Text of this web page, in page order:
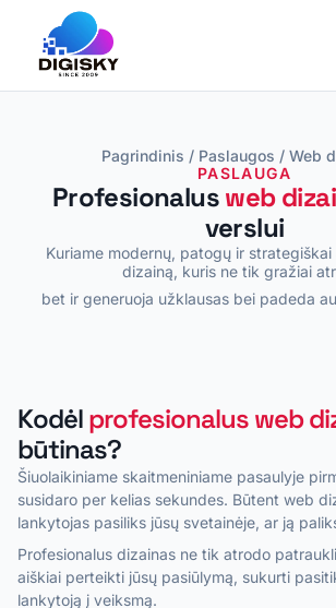
Pagrindinis / Paslaugos / Web
PASLAUGA
Profesionalusweb
verslui
Kuriame modernų, patogų ir
dizainą, kuris ne tik gražiai
bet ir generuoja užklausas bei padeda
Kodėlprofesionalus web
būtinas?
Šiuolaikiniame skaitmeniniame pasaulyje
susidaro per kelias sekundes. Būtent web
lankytojas pasiliks jūsų svetainėje, ar ją
Profesionalus dizainas ne tik atrodo
aiškiai perteikti jūsų pasiūlymą, sukurti
lankytoją į veiksmą.